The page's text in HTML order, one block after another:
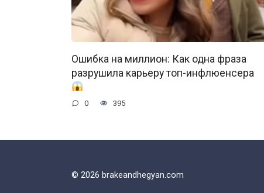
Ошибка на миллион: Как одна фраза
разрушила карьеру топ-инфлюенсера
0 395
© 2026 brakeandhegyan.com